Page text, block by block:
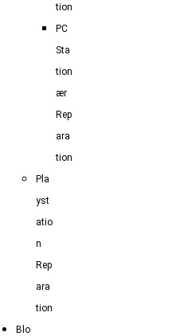
tion
PC
Sta
tion
ær
Rep
ara
tion
Pla
yst
atio
n
Rep
ara
tion
Blo